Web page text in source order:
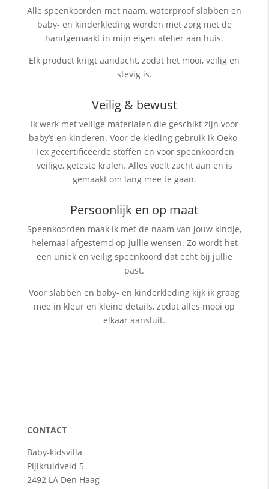
Alle speenkoorden met naam, waterproof slabbenen
baby- en kinderkleding worden met zorg met de
handgemaakt in mijn eigen atelier aan huis.
Elk product krijgt aandacht, zodat het mooi, veilig en
stevig is.
Veilig & bewust
Ik werk met veilige materialen die geschikt zijn voor
baby’s en kinderen. Voor de kleding gebruik ik Oeko-
Tex gecertificeerde stoffen en voor speenkoorden
veilige, geteste kralen. Alles voelt zacht aan en is
gemaakt om lang mee te gaan.
Persoonlijk en op maat
Speenkoorden maak ik met de naam van jouw kindje,
helemaal afgestemd op jullie wensen. Zo wordt het
een uniek en veilig speenkoord dat echt bij jullie
past.
Voor slabben en baby- en kinderkleding kijk ik graag
mee in kleur en kleine details, zodat alles mooi op
elkaar aansluit.
CONTACT
Baby-kidsvilla
Pijlkruidveld 5
2492 LA Den Haag